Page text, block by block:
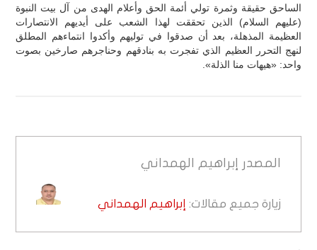
الساحق حقيقة وثمرة تولي أئمة الحق وأعلام الهدى من آل بيت النبوة
(عليهم السلام) الذين تحققت لهذا الشعب على أيديهم الانتصارات
العظيمة المذهلة، بعد أن صدقوا في توليهم وأكدوا انتماءهم المطلق
لنهج التحرر العظيم الذي تفجرت به بنادقهم وحناجرهم صارخين بصوت
واحد: «هيهات منا الذلة».
المصدر إبراهيم الهمداني
زيارة جميع مقالات: إبراهيم الهمداني